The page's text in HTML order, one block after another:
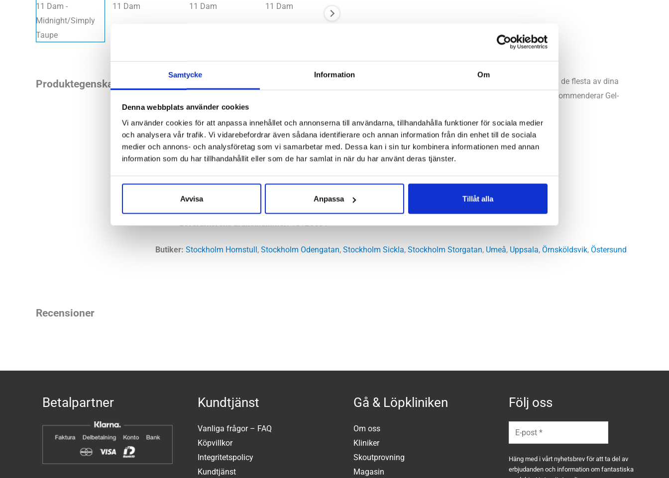
Samtycke Information Om
Denna webbplats använder cookies
Vi använder cookies för att anpassa innehållet och annonserna till användarna, tillhandahålla funktioner för sociala medier
och analysera vår trafik. Vi vidarebefordrar även sådana identifierare och annan information från din enhet till de sociala
medier och annons- och analysföretag som vi samarbetar med. Dessa kan i sin tur kombinera informationen med annan
information som du har tillhandahållit eller som de har samlat in när du har använt deras tjänster.
Avvisa Anpassa Tillåt alla
Produktegenskaper
Allt du behöver till dina löppass och promenader, Asics Gel-Pursue 11 ger dig allsidigheten du önskar för att hantera de flesta av dina
aktiviteter och underlag. Det är en följsam och lätt sko med god dämpning som samtidigt ger härlig stabilitet. Vi rekommenderar Gel-
Pursue 11 till dig som har ett neutralt steg.
Läst:Normal
Fotvalv: Normala, höga
Höjd:
Leverantörens artikelnummer: 1012C064
Butiker: Stockholm Hornstull, Stockholm Odengatan, Stockholm Sickla, Stockholm Storgatan, Umeå, Uppsala, Örnsköldsvik, Östersund
Recensioner
Betalpartner Kundtjänst
Vanliga frågor – FAQ
Köpvillkor
Integritetspolicy
Kundtjänst
Gå & Löpkliniken
Om oss
Kliniker
Skoutprovning
Magasin
Följ oss
Häng med i vårt nyhetsbrev för att ta del av
erbjudanden och information om fantastiska